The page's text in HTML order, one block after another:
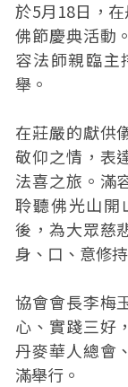
於5月18日，
佛節慶典活動
容法師親臨主
舉。
在莊嚴的獻供
敬仰之情，表
法喜之旅。滿
聆聽佛光山開
後，為大眾慈
身、口、意修
協會會長李梅
心、實踐三好
丹麥華人總會
滿舉行。